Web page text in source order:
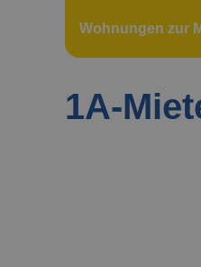
Wohnungen zur
1A-